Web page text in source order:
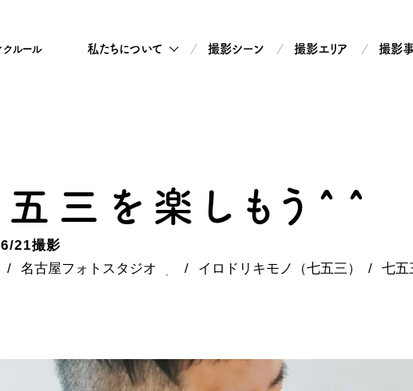
クルール 私たちについて 撮影シーン 撮影エリア 撮影
三を楽しもう^^
21撮影
名古屋フォトスタジオ イロドリキモノ（七五三） 七五